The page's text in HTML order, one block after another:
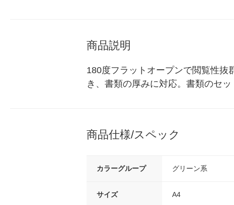
商品説明
180度フラットオープンで閲覧性抜
き、書類の厚みに対応。書類のセ
商品仕様/スペック
カラーグループ グリーン系
サイズ A4